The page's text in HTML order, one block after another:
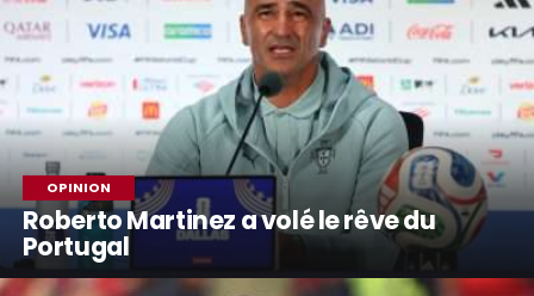
OPINION
Roberto Martinez a volé le rêve du
Portugal